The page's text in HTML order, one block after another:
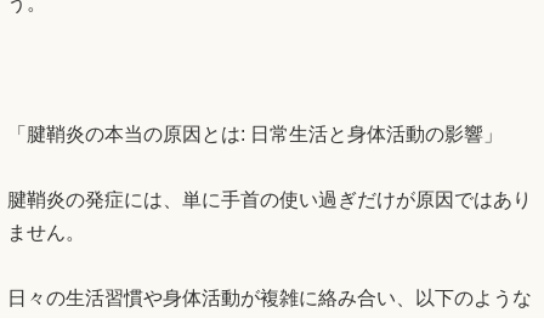
「腱鞘炎の本当の原因とは: 日常生活と身体活動の影響」
腱鞘炎の発症には、単に手首の使い過ぎだけが原因ではあり
ません。
日々の生活習慣や身体活動が複雑に絡み合い、以下のような